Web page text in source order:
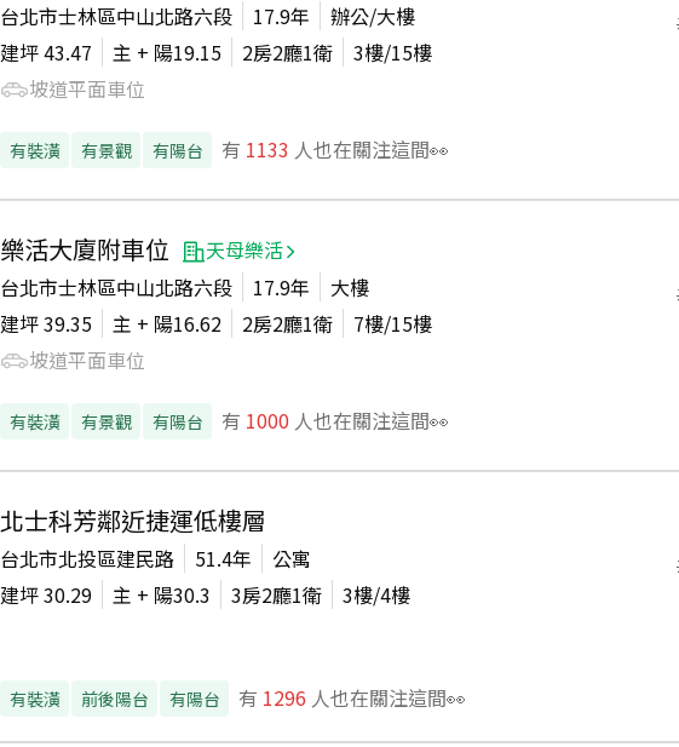
台北市士林區中山北路六段
17.9年
辦公/大樓
建坪43.47 主 + 陽19.15 2房2廳1衛 3樓/15樓
坡道平面車位
有裝潢 有景觀 有陽台 有 1133 人也在關注這間👀
樂活大廈附車位
天母樂活
台北市士林區中山北路六段
17.9年
大樓
建坪39.35 主 + 陽16.62 2房2廳1衛 7樓/15樓
坡道平面車位
有裝潢 有景觀 有陽台 有 1000 人也在關注這間👀
北士科芳鄰近捷運低樓層
台北市北投區建民路 51.4年
公寓
建坪30.29 主 + 陽30.3 3房2廳1衛 3樓/4樓
有裝潢 前後陽台 有陽台 有 1296 人也在關注這間👀